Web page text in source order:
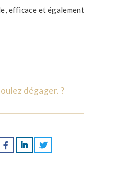
efficace et également
dégager. ?